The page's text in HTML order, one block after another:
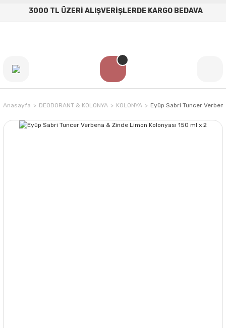
3000 TL ÜZERİ ALIŞVERİŞLERDE KARGO BEDAVA
Anasayfa DEODORANT & KOLONYA KOLONYA Eyüp Sabri Tuncer